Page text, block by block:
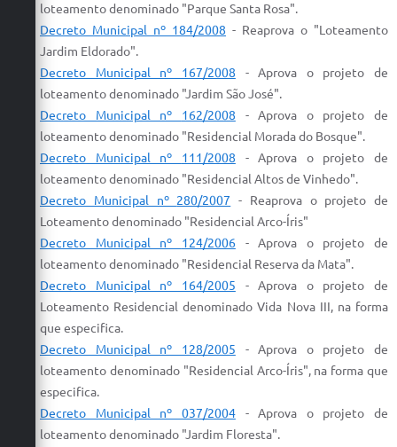
loteamentodenominado "Parque Santa Rosa".
Decreto Municipal nº 184/2008 - Reaprova o "Loteamento
Jardim Eldorado".
Decreto Municipal nº 167/2008 -Aprova o projeto de
loteamentodenominado "Jardim São José".
Decreto Municipal nº 162/2008 -Aprova o projeto de
loteamentodenominado "Residencial Morada do Bosque".
Decreto Municipal nº 111/2008 -Aprova o projeto de
loteamentodenominado "Residencial Altos de Vinhedo".
Decreto Municipal nº 280/2007 - Reaprovao projeto de
Loteamentodenominado "Residencial Arco-Íris"
Decreto Municipal nº 124/2006-Aprova o projeto de
loteamentodenominado "Residencial Reserva da Mata".
Decreto Municipal nº 164/2005 - Aprova o projeto de
Loteamento Residencial denominado Vida Nova III, na forma
que especifica.
Decreto Municipal nº 128/2005 - Aprova o projeto de
loteamento denominado "Residencial Arco-Íris", na forma que
especifica.
Decreto Municipal nº 037/2004-Aprova o projeto de
loteamentodenominado "Jardim Floresta".